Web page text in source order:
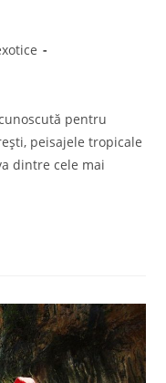
pentru
peisajele tropicale
dintre cele mai